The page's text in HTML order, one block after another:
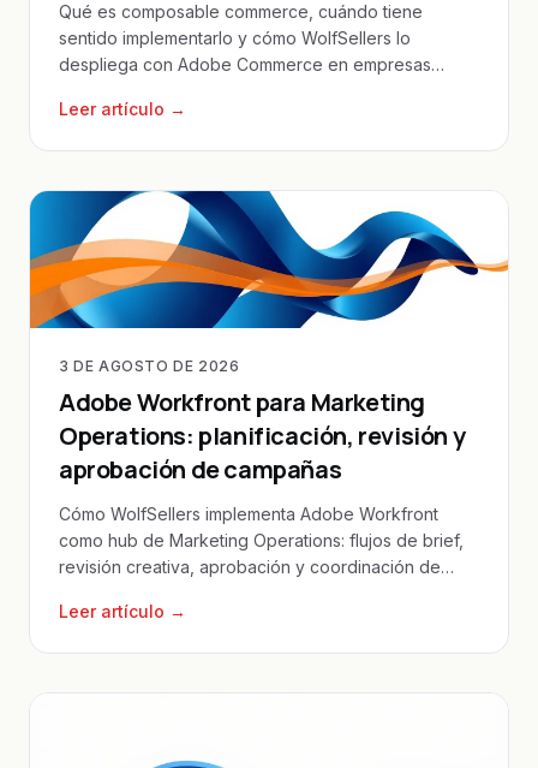
Qué es composable commerce, cuándo tiene
sentido implementarlo y cómo WolfSellers lo
despliega con Adobe Commerce en empresas
Leer artículo →
3 DE AGOSTO DE 2026
Adobe Workfront para Marketing
Operations: planificación, revisión y
aprobación de campañas
Cómo WolfSellers implementa Adobe Workfront
como hub de Marketing Operations: flujos de brief,
revisión creativa, aprobación y coordinación de
Leer artículo →